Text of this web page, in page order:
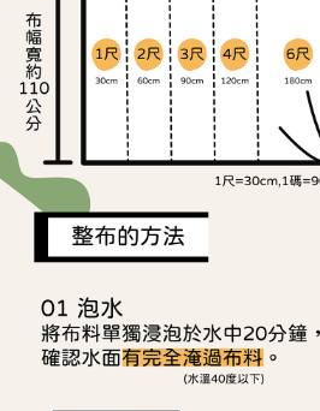
※ 請注意：結帳手續完成當下不需立刻繳費
購買商品的店家。未經商家同意取消之訂單仍
後付繳納相關費用。
※ 交易是否成功請以「AFTEE先享後付 」之
是否繳費成功／繳費後需取消欲退款等相關
客戶支援中心」 https://
【注意事項】
１．透過由恩沛科技股份有限公司提供之「
易，需依本服務之必要範圍內提供個人資料，
權轉讓予恩沛科技股份有限公司。
２．關於個人資料處理事宜，請瀏覽以下網址
３．未成年的使用者請事先徵得法定代理人
「AFTEE先享後付」，若未經同意申辦者引
任。
４．使用「AFTEE先享後付」時，將依據個
時審查核予不同之上限額度；若仍有額度不
每筆NT$150，滿NT$1,500(含以上)免運
離島宅配
每筆NT$240